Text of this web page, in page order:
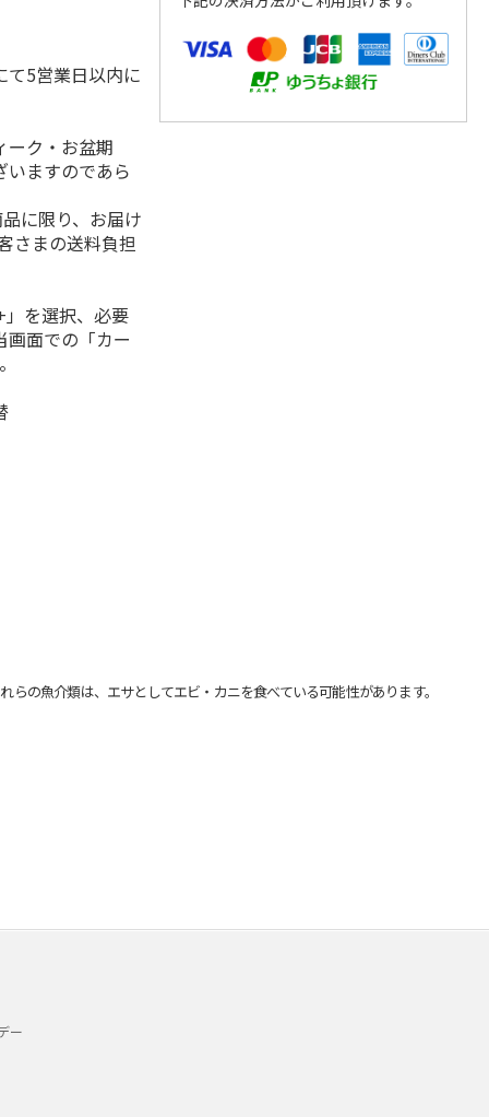
5営業日以内に
ク・お盆期
ますのであら
に限り、お届け
さまの送料負担
を選択、必要
面での「カー
の魚介類は、エサとしてエビ・カニを食べている可能性があります。
ー